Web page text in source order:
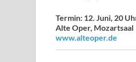
Termin: 12. Juni, 20
Alte Oper, Mozartsaal
www.alteoper.de